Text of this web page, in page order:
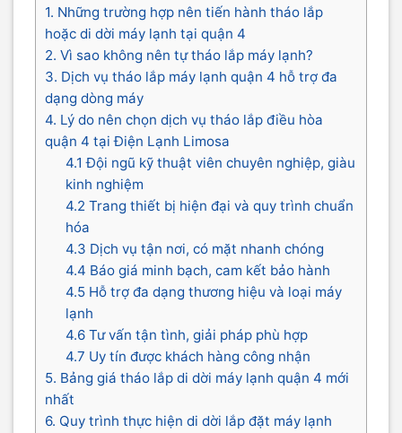
1. Những trường hợp nên tiến hành tháo lắp
hoặc di dời máy lạnh tại quận 4
2. Vì sao không nên tự tháo lắp máy lạnh?
3. Dịch vụ tháo lắp máy lạnh quận 4 hỗ trợ đa
dạng dòng máy
4. Lý do nên chọn dịch vụ tháo lắp điều hòa
quận 4 tại Điện Lạnh Limosa
4.1 Đội ngũ kỹ thuật viên chuyên nghiệp, giàu
kinh nghiệm
4.2 Trang thiết bị hiện đại và quy trình chuẩn
hóa
4.3 Dịch vụ tận nơi, có mặt nhanh chóng
4.4 Báo giá minh bạch, cam kết bảo hành
4.5 Hỗ trợ đa dạng thương hiệu và loại máy
lạnh
4.6 Tư vấn tận tình, giải pháp phù hợp
4.7 Uy tín được khách hàng công nhận
5. Bảng giá tháo lắp di dời máy lạnh quận 4 mới
nhất
6. Quy trình thực hiện di dời lắp đặt máy lạnh